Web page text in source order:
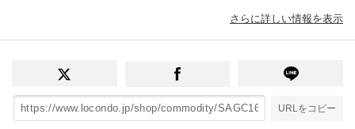
さらに詳しい情報を表示
URLをコピー